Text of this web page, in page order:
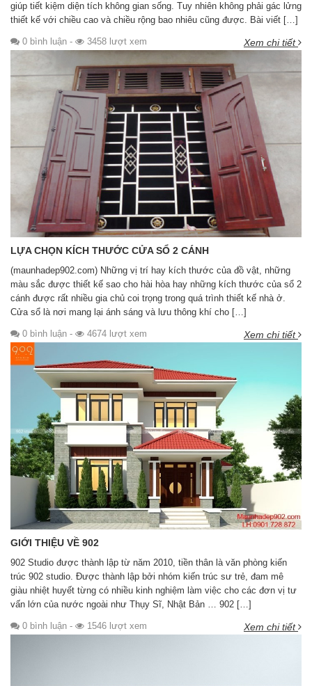
giúp tiết kiệm diện tích không gian sống. Tuy nhiên không phải gác lửng
thiết kế với chiều cao và chiều rộng bao nhiêu cũng được. Bài viết […]
0 bình luận - 3458 lượt xem Xem chi tiết
LỰA CHỌN KÍCH THƯỚC CỬA SỔ 2 CÁNH
(maunhadep902.com) Những vị trí hay kích thước của đồ vật, những
màu sắc được thiết kế sao cho hài hòa hay những kích thước của sổ 2
cánh được rất nhiều gia chủ coi trọng trong quá trình thiết kế nhà ở.
Cửa sổ là nơi mang lại ánh sáng và lưu thông khí cho […]
0 bình luận - 4674 lượt xem Xem chi tiết
GIỚI THIỆU VỀ 902
902 Studio được thành lập từ năm 2010, tiền thân là văn phòng kiến
trúc 902 studio. Được thành lập bởi nhóm kiến trúc sư trẻ, đam mê
giàu nhiệt huyết từng có nhiều kinh nghiệm làm việc cho các đơn vị tư
vấn lớn của nước ngoài như Thụy Sĩ, Nhật Bản … 902 […]
0 bình luận - 1546 lượt xem Xem chi tiết